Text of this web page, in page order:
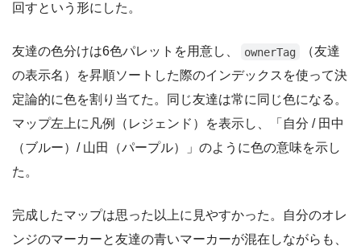
回すという形にした。
友達の色分けは6色パレットを用意し、 ownerTag
（友達
の表示名）を昇順ソートした際のインデックスを使って決
定論的に色を割り当てた。同じ友達は常に同じ色になる。
マップ左上に凡例（レジェンド）を表示し、「自分 / 田中
（ブルー）/ 山田（パープル）」のように色の意味を示し
た。
完成したマップは思った以上に見やすかった。自分のオレ
ンジのマーカーと友達の青いマーカーが混在しながらも、